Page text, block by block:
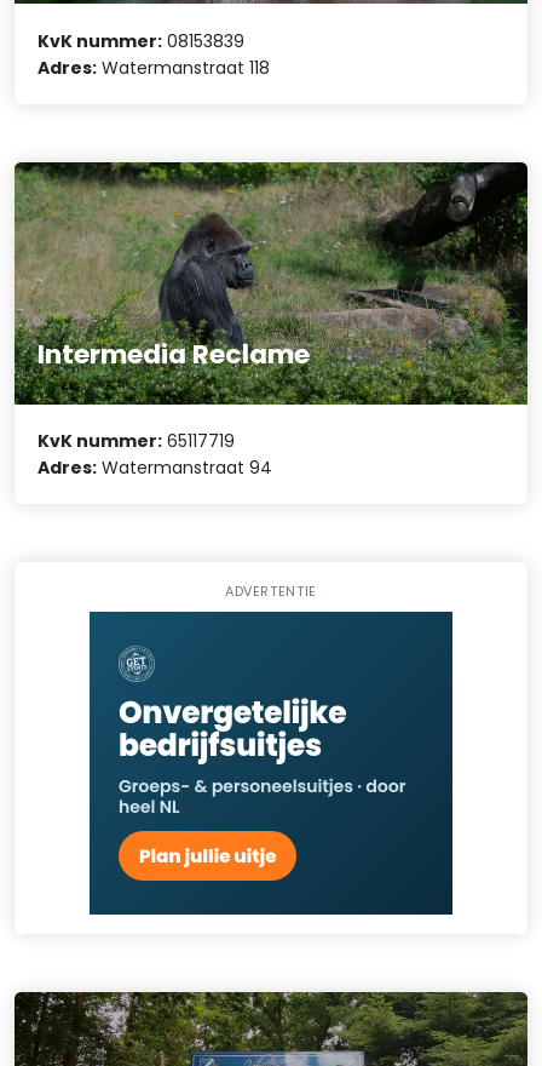
KvK nummer: 08153839
Adres: Watermanstraat 118
Intermedia Reclame
KvK nummer: 65117719
Adres: Watermanstraat 94
ADVERTENTIE